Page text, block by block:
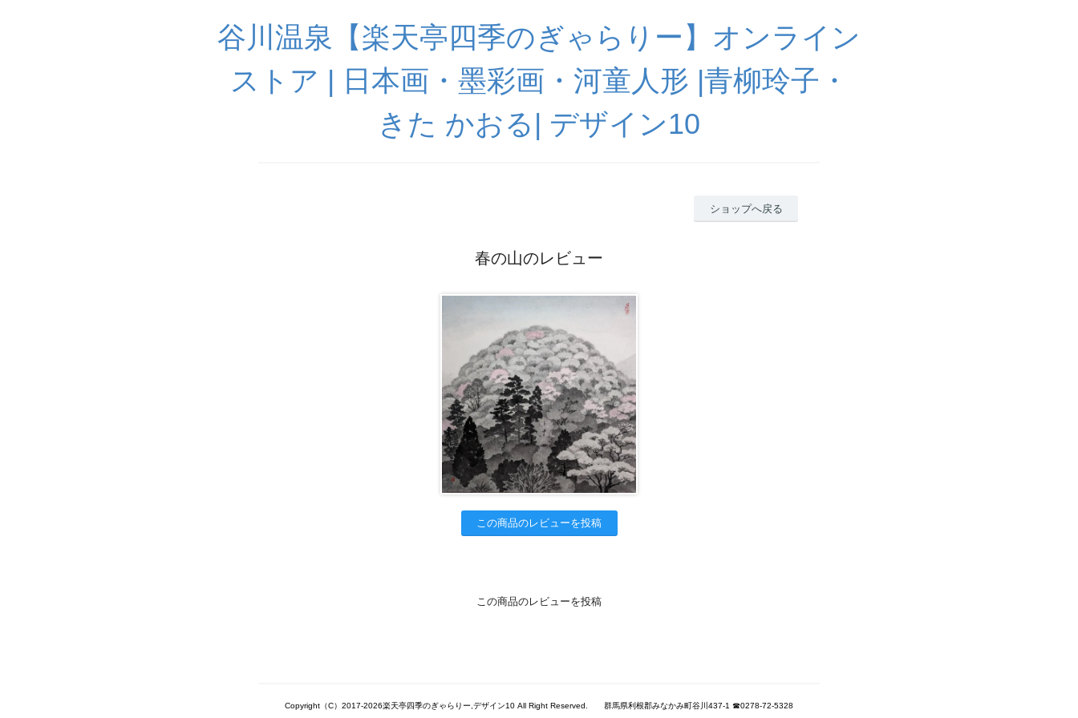
谷川温泉【楽天亭四季のぎゃらりー】オンライン
ストア | 日本画・墨彩画・河童人形 |青柳玲子・
きた かおる| デザイン10
ショップへ戻る
春の山のレビュー
この商品のレビューを投稿
この商品のレビューを投稿
Copyright（C）2017-2026楽天亭四季のぎゃらりー,デザイン10 All Right Reserved. 群馬県利根郡みなかみ町谷川437-1 ☎0278-72-5328